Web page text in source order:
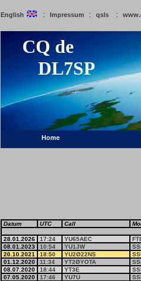
English : Impressum : qsls :
CQ de
DL7SP
Home
Datum UTC Call
28.01.2026 17:24 YU65AEC
08.01.2023
10:54 YU1JW
20.10.2021
18:50 YU2Ø22NS
01.12.2020
11:34 YT2ØYOTA
08.07.2020
18:44 YT3E
07.05.2020
17:46 YU7U